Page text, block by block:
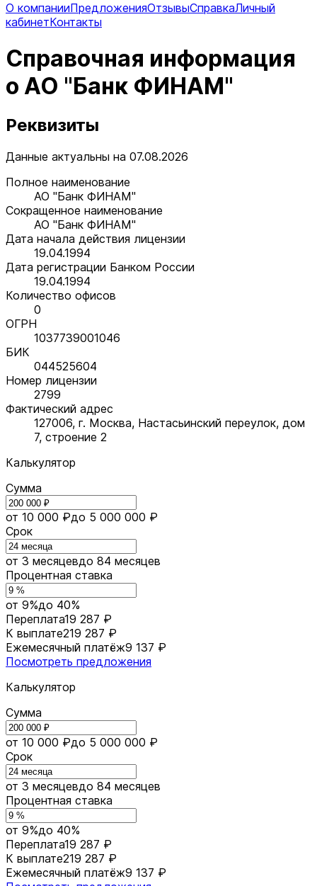
О компанииПредложенияОтзывыСправкаЛичный
кабинетКонтакты
Справочная информация
о АО "Банк ФИНАМ"
Реквизиты
Данные актуальны на 07.08.2026
Полное наименование
АО "Банк ФИНАМ"
Сокращенное наименование
АО "Банк ФИНАМ"
Дата начала действия лицензии
19.04.1994
Дата регистрации Банком России
19.04.1994
Количество офисов
0
ОГРН
1037739001046
БИК
044525604
Номер лицензии
2799
Фактический адрес
127006, г. Москва, Настасьинский переулок, дом
7, строение 2
Калькулятор
Сумма
от 10 000 ₽до 5 000 000 ₽
Срок
от 3 месяцевдо 84 месяцев
Процентная ставка
от 9%до 40%
Переплата19 287 ₽
К выплате219 287 ₽
Ежемесячный платёж9 137 ₽
Посмотреть предложения
Калькулятор
Сумма
от 10 000 ₽до 5 000 000 ₽
Срок
от 3 месяцевдо 84 месяцев
Процентная ставка
от 9%до 40%
Переплата19 287 ₽
К выплате219 287 ₽
Ежемесячный платёж9 137 ₽